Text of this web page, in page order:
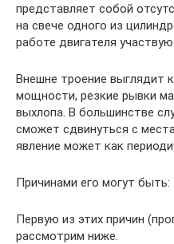
представляет собой
на свече одного из
работе двигателя
Внешне троение выглядит
мощности, резкие рывки
выхлопа. В большинстве
сможет сдвинуться с
явление может как
Причинами его могут быть:
Первую из этих причин
рассмотрим ниже.